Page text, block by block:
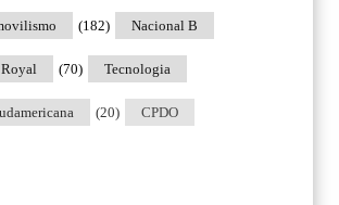
Nacional B
(182)
Tecnologia
(70)
CPDO
(20)